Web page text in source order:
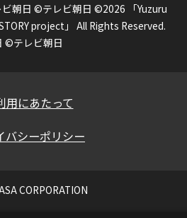
朝日 ©テレビ朝日 ©2026 「Yuzuru
project」 All Rights Reserved.
©テレビ朝日
用にあたって
バシーポリシー
CORPORATION